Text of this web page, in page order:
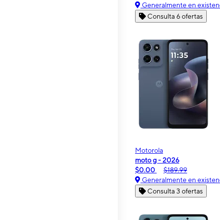
Generalmente en
Consulta 6 ofertas
Motorola
moto g - 2026
$0.00
$189.99
Generalmente en
Consulta 3 ofertas